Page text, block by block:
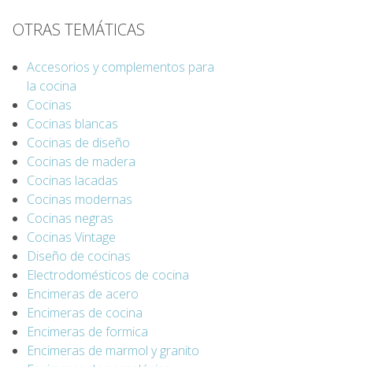
OTRAS TEMÁTICAS
Accesorios y complementos para
la cocina
Cocinas
Cocinas blancas
Cocinas de diseño
Cocinas de madera
Cocinas lacadas
Cocinas modernas
Cocinas negras
Cocinas Vintage
Diseño de cocinas
Electrodomésticos de cocina
Encimeras de acero
Encimeras de cocina
Encimeras de formica
Encimeras de marmol y granito